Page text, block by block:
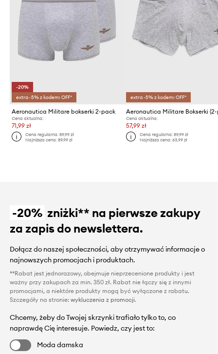
-20%
extra -5% z kodem: OFF*
Aeronautica Militare bokserki 2-pack
Cena aktualna:
71,99 zł
Cena regularna:89,99 zł
Najniższa cena:89,99 zł
extra -5% z kodem: OFF*
Aeronautica Militare Bokserki
Cena aktualna:
57,99 zł
Cena regularna: 89,99 zł
Najniższa cena: 63,99 zł
-20% zniżki** na pierwsze zakupy
za zapis do newslettera.
Dołącz do naszej społeczności, aby otrzymywać informacje o
najnowszych promocjach i produktach.
**Rabat jest jednorazowy, obejmuje nieprzecenione produkty i jest
ważny przy zakupach za min. 350 zł. Rabat nie łączy się z innymi
promocjami, a niektóre produkty mogą być wyłączone z rabatu.
Szczegóły na stronie: wykluczenia z promocji.
Chcemy, żeby do Twojej skrzynki trafiało tylko to, co
naprawdę Cię interesuje. Powiedz, czy jest to:
Moda damska